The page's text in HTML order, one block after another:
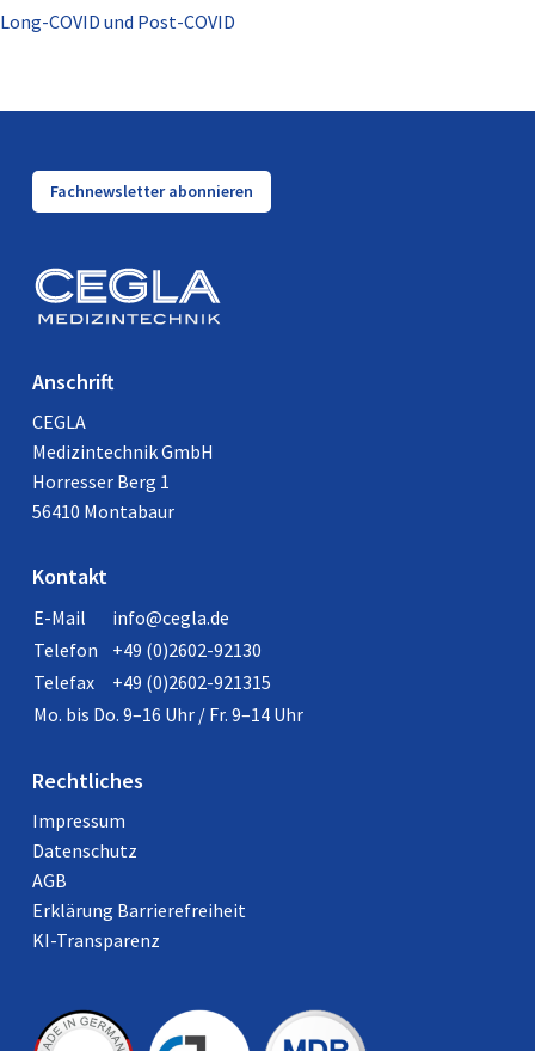
Long-COVID und Post-COVID
Fachnewsletter abonnieren
Anschrift
CEGLA
Medizintechnik GmbH
Horresser Berg 1
56410 Montabaur
Kontakt
E-Mail
info@cegla.de
Telefon
+49 (0)2602-92130
Telefax
+49 (0)2602-921315
Mo. bis Do. 9–16 Uhr / Fr. 9–14 Uhr
Rechtliches
Impressum
Datenschutz
AGB
Erklärung Barrierefreiheit
KI-Transparenz